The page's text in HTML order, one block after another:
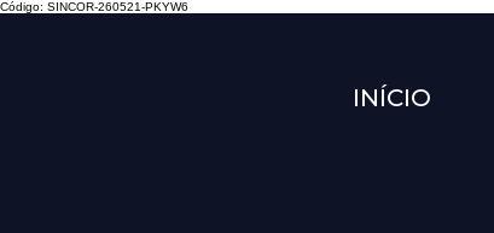
Código: SINCOR-260521-PKYW6
INÍCIO